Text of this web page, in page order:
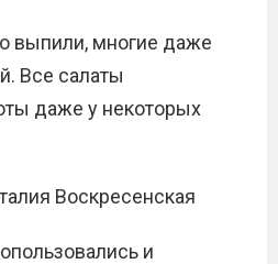
выпили, многие даже
Все салаты
даже у некоторых
Воскресенская
и